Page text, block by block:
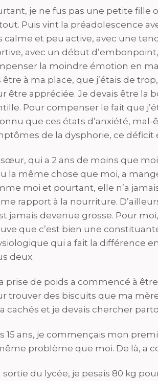
je ne fus pas une petite fille
Puis vint la préadolescence
calme et peu active, avec une
avec un début
la moindre émotion en
être à ma place, que j’étais de
être appréciée. Je devais être la
Pour compenser le fait que
que ces états d’anxiété,
de la dysphorie, ce déficit
sœur, qui a 2 ans de moins que
la même chose que moi, a
moi et pourtant, elle n’a
rapport à la nourriture.
jamais devenue grosse. Pour
que c’est bien une
qui a fait la différence
deux.
prise de poids a commencé à
trouver des biscuits que ma
cachés et je devais chercher
15 ans, je commençais mon
problème que moi. De là, a
sortie du lycée, je pesais 80 kg